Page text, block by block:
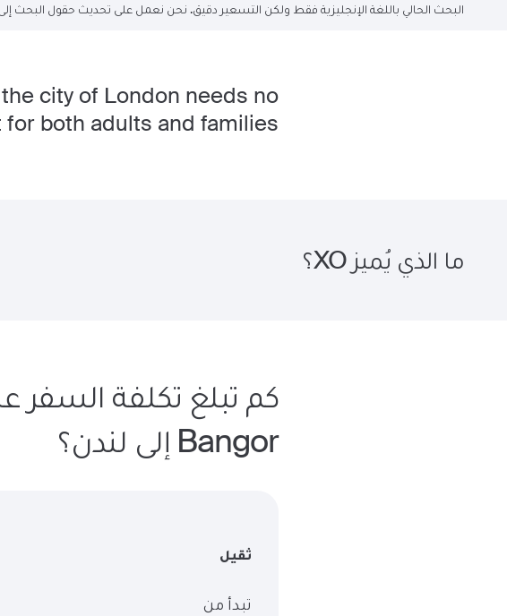
البحث الحالي باللغة الإنجليزية فقط ولكن التسعير دقيق. نحن نعمل على تحديث حقول البحث إلى
city of London needs no
both adults and families.
ما الذي يُميز XO؟
كم تبلغ تكلفة
Bangor إلى لندن؟
ثقيل
تبدأ من